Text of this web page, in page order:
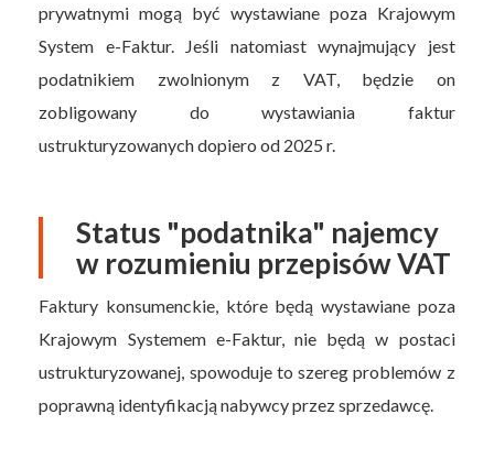
prywatnymi mogą być wystawiane poza Krajowym
System e-Faktur. Jeśli natomiast wynajmujący jest
podatnikiem zwolnionym z VAT, będzie on
zobligowany do wystawiania faktur
ustrukturyzowanych dopiero od 2025 r.
Status "podatnika" najemcy
w rozumieniu przepisów VAT
Faktury konsumenckie, które będą wystawiane poza
Krajowym Systemem e-Faktur, nie będą w postaci
ustrukturyzowanej, spowoduje to szereg problemów z
poprawną identyfikacją nabywcy przez sprzedawcę.